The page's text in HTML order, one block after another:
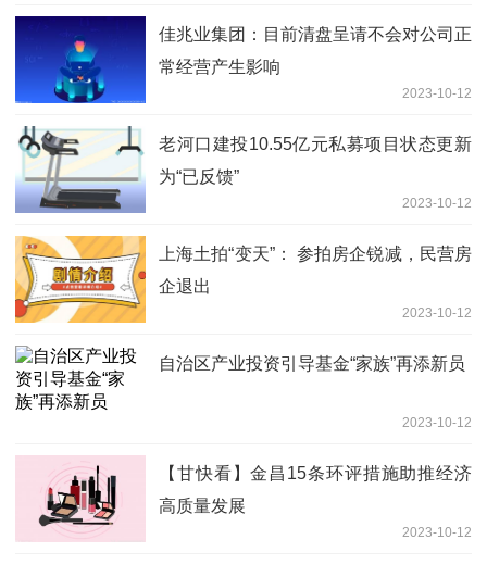
佳兆业集团：目前清盘呈请不会对公司正
常经营产生影响
2023-10-12
老河口建投10.55亿元私募项目状态更新
为“已反馈”
2023-10-12
上海土拍“变天”： 参拍房企锐减，民营房
企退出
2023-10-12
自治区产业投资引导基金“家族”再添新员
2023-10-12
【甘快看】金昌15条环评措施助推经济
高质量发展
2023-10-12